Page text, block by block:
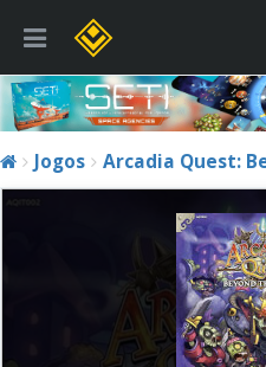
Jogos Arcadia Quest: